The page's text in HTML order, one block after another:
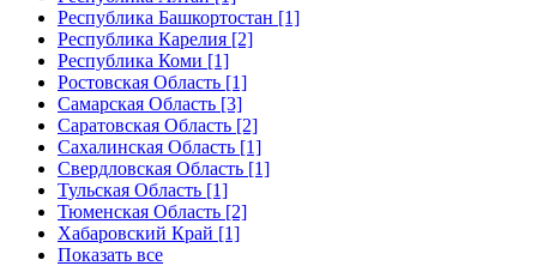
Республика Башкортостан [1]
Республика Карелия [2]
Республика Коми [1]
Ростовская Область [1]
Самарская Область [3]
Саратовская Область [2]
Сахалинская Область [1]
Свердловская Область [1]
Тульская Область [1]
Тюменская Область [2]
Хабаровский Край [1]
Показать все